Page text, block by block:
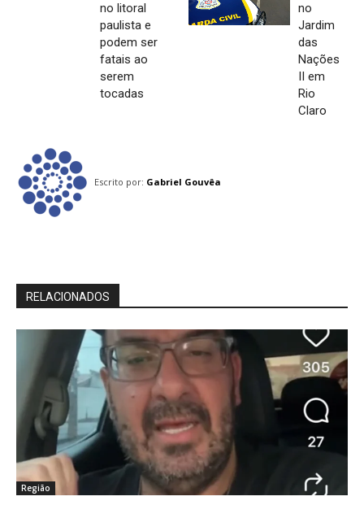
no litoral
paulista e
podem ser
fatais ao
serem
tocadas
no
Jardim
das
Nações
II em
Rio
Claro
Escrito por: Gabriel Gouvêa
RELACIONADOS
Região